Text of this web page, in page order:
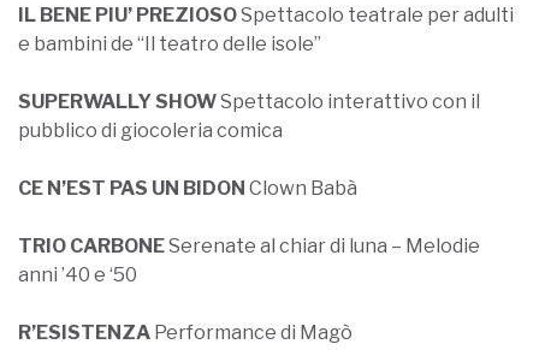
IL BENE PIU’ PREZIOSOSpettacolo teatrale per adulti
e bambini de “Il teatro delle isole”
SUPERWALLY SHOWSpettacolo interattivo con il
pubblico di giocoleria comica
CE N’EST PAS UN BIDON Clown Babà
TRIO CARBONESerenate al chiar di luna – Melodie
anni ’40 e ‘50
R’ESISTENZA Performance di Magò